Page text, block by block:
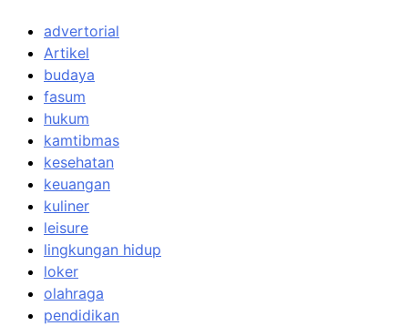
advertorial
Artikel
budaya
fasum
hukum
kamtibmas
kesehatan
keuangan
kuliner
leisure
lingkungan hidup
loker
olahraga
pendidikan